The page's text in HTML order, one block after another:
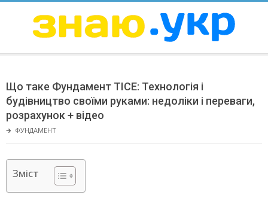
ЗНАЮ
Menu
Що таке Фундамент ТІСЕ: Технологія і
будівництво своїми руками: недоліки і переваги,
розрахунок + відео
🡲 ФУНДАМЕНТ
Зміст